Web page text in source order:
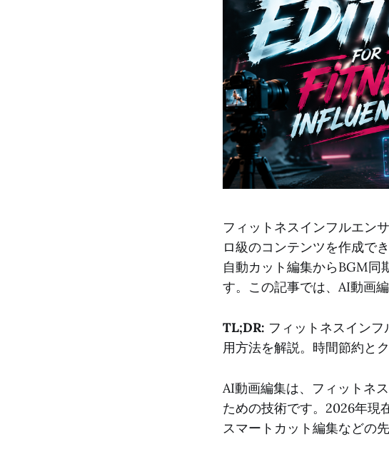
フィットネスインフルエン
ロ級のコンテンツを作成で
自動カット編集からBGM同
す。この記事では、AI動画
TL;DR: フィットネスイン
用方法を解説。時間節約と
AI動画編集は、フィットネ
ための技術です。2026年現
スマートカット編集などの